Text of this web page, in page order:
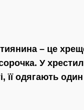
– це
У
її одягають